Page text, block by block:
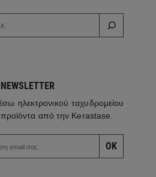
NEWSLETTER
ηλεκτρονικού ταχυδρομείου
προϊόντα από την Kerastase.
OK